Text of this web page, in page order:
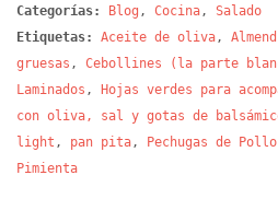
Categorías: Blog , Cocina, Salado
Etiquetas:
Aceite de oliva,
gruesas , Cebollines (la parte
Laminados ,
Hojas verdes para
con oliva, sal y gotas de
light , pan pita, Pechugas de Pollo
Pimienta